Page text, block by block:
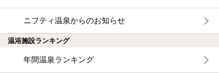
ニフティ温泉からのお知らせ
温浴施設ランキング
年間温泉ランキング